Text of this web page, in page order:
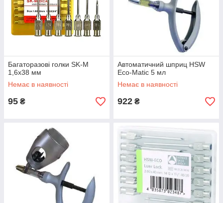
Багаторазові голки SK-M
1,6х38 мм
Немає в наявності
95 ₴
Автоматичний шприц HSW
Eco-Matic 5 мл
Немає в наявності
922 ₴